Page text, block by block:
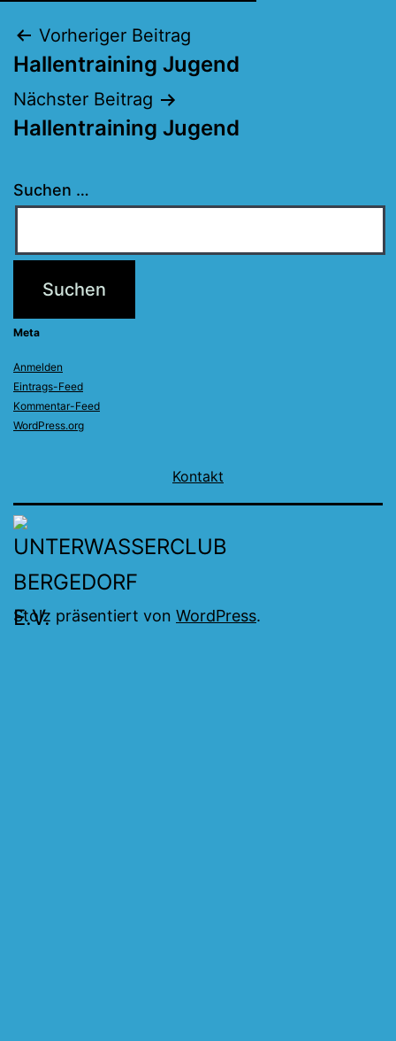
Beitragsnavigation
Vorheriger Beitrag
Hallentraining Jugend
Nächster Beitrag
Hallentraining Jugend
Suchen …
Meta
Anmelden
Eintrags-Feed
Kommentar-Feed
WordPress.org
Kontakt
Stolz präsentiert von WordPress.